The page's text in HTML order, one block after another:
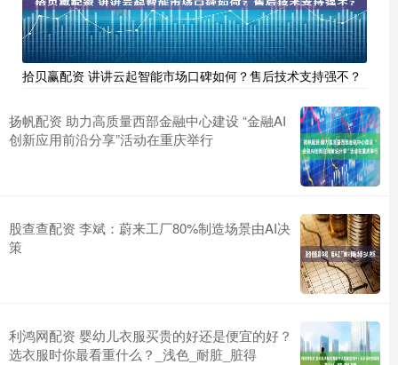
拾贝赢配资 讲讲云起智能市场口碑如何？售后技术支持强不？
扬帆配资 助力高质量西部金融中心建设 “金融AI
创新应用前沿分享”活动在重庆举行
股查查配资 李斌：蔚来工厂80%制造场景由AI决
策
利鸿网配资 婴幼儿衣服买贵的好还是便宜的好？
选衣服时你最看重什么？_浅色_耐脏_脏得